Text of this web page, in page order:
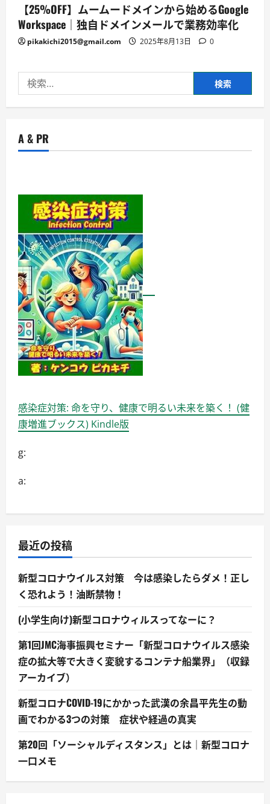
【25%OFF】ムームードメインから始めるGoogle
Workspace｜独自ドメインメールで業務効率化
pikakichi2015@gmail.com 2025年8月13日 0
索:
A & PR
感染症対策: 命を守り、健康で明るい未来を築く！ (健
康増進ブックス) Kindle版
g:
a:
最近の投稿
新型コロナウイルス対策 今は感染したらダメ！正し
く恐れよう！油断禁物！
(小学生向け)新型コロナウィルスってなーに？
第1回JMC海事振興セミナー「新型コロナウイルス感染
症の拡大等で大きく変貌するコンテナ船業界」（収録
アーカイブ）
新型コロナCOVID-19にかかった武漢の余昌平先生の動
画でわかる3つの対策 症状や経過の真実
第20回「ソーシャルディスタンス」とは｜新型コロナ
一口メモ